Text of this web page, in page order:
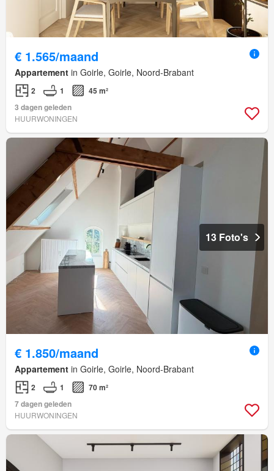
€ 1.565/maand
Appartement in Goirle, Goirle, Noord-Brabant
2 1
45 m²
3 dagen geleden
HUURWONINGEN
13 Foto's
€ 1.850/maand
Appartement in Goirle, Goirle, Noord-Brabant
2 1
70 m²
7 dagen geleden
HUURWONINGEN